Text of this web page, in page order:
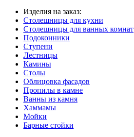
Изделия на заказ:
Столешницы для кухни
Столешницы для ванных комнат
Подоконники
Ступени
Лестницы
Камины
Столы
Облицовка фасадов
Пропилы в камне
Ванны из камня
Хаммамы
Мойки
Барные стойки